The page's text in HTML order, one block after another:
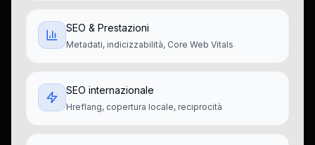
SEO & Prestazioni
Metadati, indicizzabilità, Core Web Vitals
SEO internazionale
Hreflang, copertura locale, reciprocità